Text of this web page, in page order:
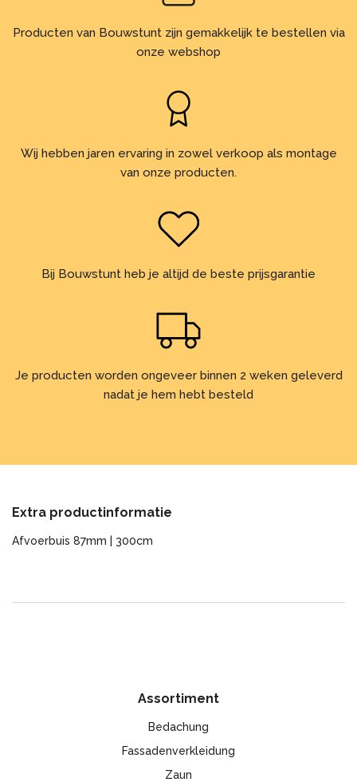
Producten van Bouwstunt zijn gemakkelijk te bestellen via
onze webshop
Wij hebben jaren ervaring in zowel verkoop als montage
van onze producten.
Bij Bouwstunt heb je altijd de beste prijsgarantie
Je producten worden ongeveer binnen 2 weken geleverd
nadat je hem hebt besteld
Extra productinformatie
Afvoerbuis 87mm | 300cm
Assortiment
Bedachung
Fassadenverkleidung
Zaun